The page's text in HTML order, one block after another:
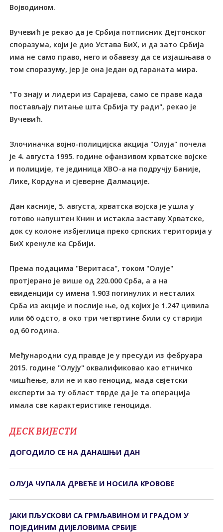
Војводином.
Вучевић је рекао да је Србија потписник Дејтонског
споразума, који је дио Устава БиХ, и да зато Србија
има не само право, него и обавезу да се изјашњава о
том споразуму, јер је она један од гараната мира.
"То знају и лидери из Сарајева, само се праве када
постављају питање шта Србија ту ради", рекао је
Вучевић.
Злочиначка војно-полицијска акција "Олуја" почела
је 4. августа 1995. године офанзивом хрватске војске
и полиције, те јединица ХВО-а на подручју Баније,
Лике, Кордуна и сјеверне Далмације.
Дан касније, 5. августа, хрватска војска је ушла у
готово напуштен Книн и истакла заставу Хрватске,
док су колоне избјеглица преко српских територија у
БиХ кренуле ка Србији.
Према подацима "Веритаса", током "Олује"
протјерано је више од 220.000 Срба, а а на
евиденцији су имена 1.903 погинулих и несталих
Срба из акције и послије ње, од којих је 1.247 цивила
или 66 одсто, а око три четвртине били су старији
од 60 година.
Међународни суд правде је у пресуди из фебруара
2015. године "Олују" оквалификовао као етничко
чишћење, али не и као геноцид, мада свјетски
експерти за ту област тврде да је та операција
имала све карактеристике геноцида.
ДЕСК ВИЈЕСТИ
ДОГОДИЛО СЕ НА ДАНАШЊИ ДАН
ОЛУЈА ЧУПАЛА ДРВЕЋЕ И НОСИЛА КРОВОВЕ
ЈАКИ ПЉУСКОВИ СА ГРМЉАВИНОМ И ГРАДОМ У
ПОЈЕДИНИМ ДИЈЕЛОВИМА СРБИЈЕ